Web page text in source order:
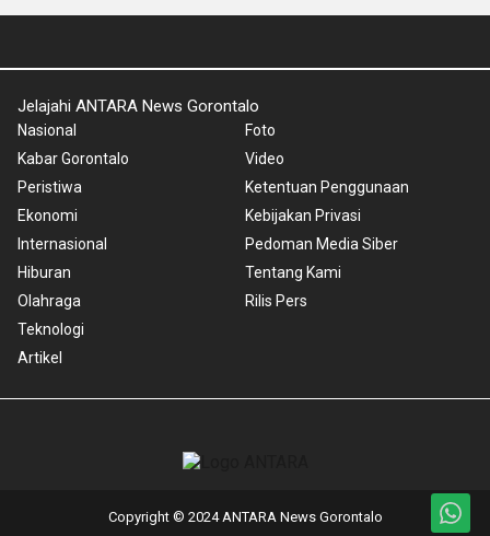
Jelajahi ANTARA News Gorontalo
Nasional
Kabar Gorontalo
Peristiwa
Ekonomi
Internasional
Hiburan
Olahraga
Teknologi
Artikel
Foto
Video
Ketentuan Penggunaan
Kebijakan Privasi
Pedoman Media Siber
Tentang Kami
Rilis Pers
Copyright © 2024 ANTARA News Gorontalo